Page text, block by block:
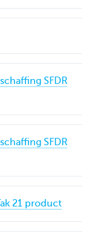
SFDR
SFDR
21 product